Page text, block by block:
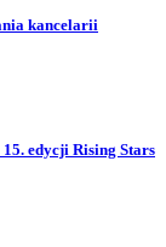
kancelarii
15. edycji Rising Stars